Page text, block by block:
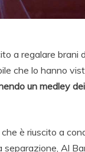
a regalare brani
che lo hanno
un medley
è riuscito a
separazione, Al